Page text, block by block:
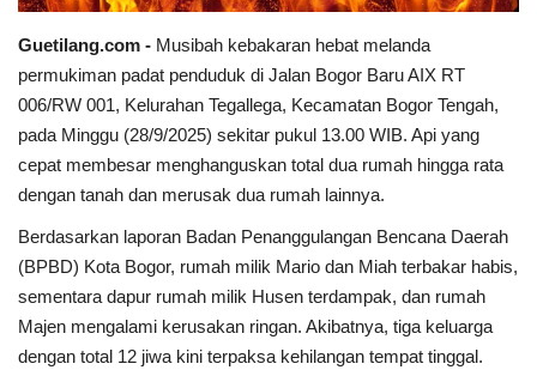
Pekerja Migran Indonesia
Ekonomi
Pendidikan
Informasi Journalism
Olahraga
Kesehatan
Guetilang.com - Musibah kebakaran hebat melanda
permukiman padat penduduk di Jalan Bogor Baru AIX RT
006/RW 001, Kelurahan Tegallega, Kecamatan Bogor Tengah,
pada Minggu (28/9/2025) sekitar pukul 13.00 WIB. Api yang
cepat membesar menghanguskan total dua rumah hingga rata
dengan tanah dan merusak dua rumah lainnya.
Berdasarkan laporan Badan Penanggulangan Bencana Daerah
(BPBD) Kota Bogor, rumah milik Mario dan Miah terbakar habis,
sementara dapur rumah milik Husen terdampak, dan rumah
Majen mengalami kerusakan ringan. Akibatnya, tiga keluarga
dengan total 12 jiwa kini terpaksa kehilangan tempat tinggal.